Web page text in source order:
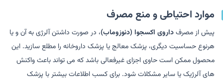
موارد احتیاطی و منع مصرف
پیش از مصرفداروی اکسجوا (دنوزوماب)، در صورت داشتن آلرژی به آن و یا
هرنوع حساسیت دیگری، پزشک معالج یا پزشک داروخانه را مطلع سازید. این
محصول ممکن است حاوی اجزای غیرفعالی باشد که می تواند باعث واکنش
های آلرژیک یا سایر مشکلات شود. برای کسب اطلاعات بیشتر با پزشک